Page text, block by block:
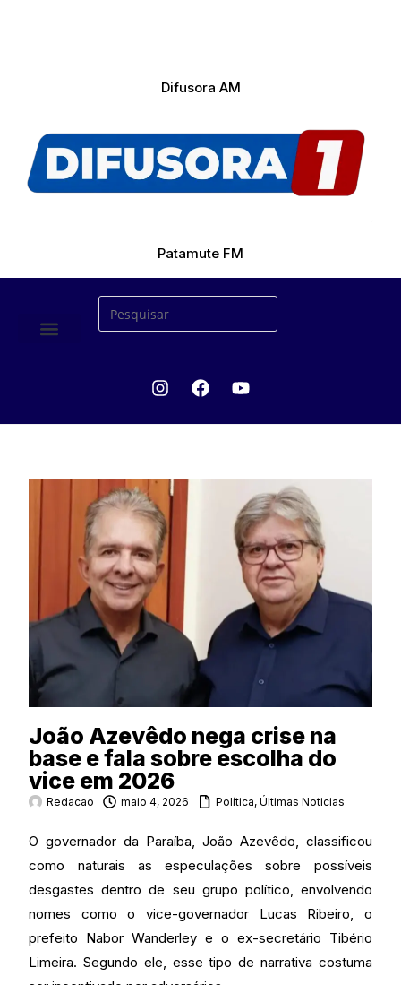
Difusora AM
Patamute FM
João Azevêdo nega crise na
base e fala sobre escolha do
vice em 2026
Redacao maio 4, 2026 Política,Últimas Noticias
O governador da Paraíba, João Azevêdo, classificou
como naturais as especulações sobre possíveis
desgastes dentro de seu grupo político, envolvendo
nomes como o vice-governador Lucas Ribeiro, o
prefeito Nabor Wanderley e o ex-secretário Tibério
Limeira. Segundo ele, esse tipo de narrativa costuma